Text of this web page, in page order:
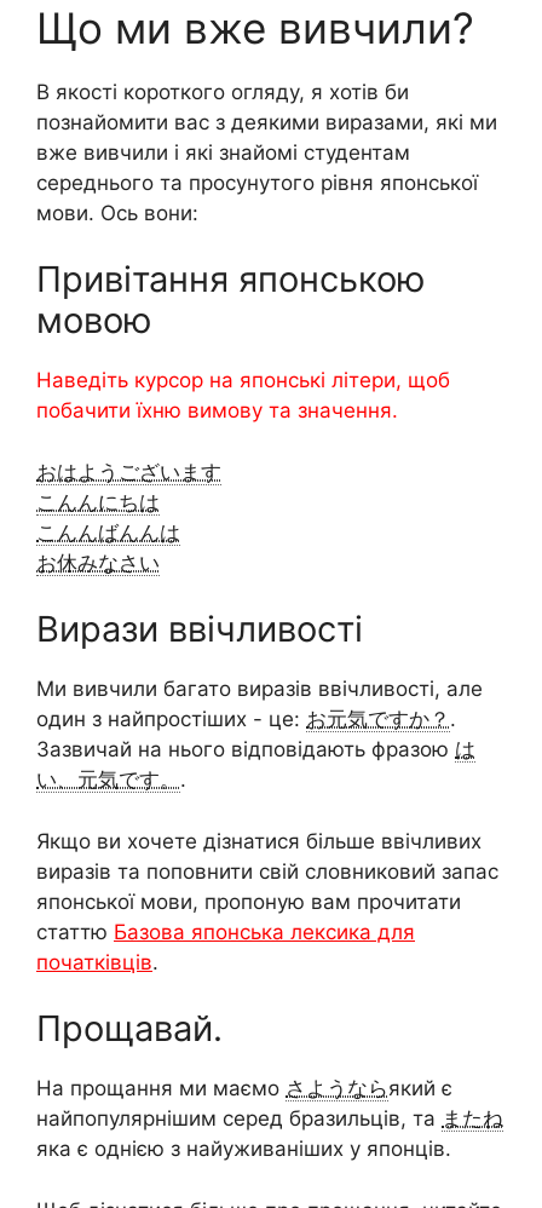
Що ми вже вивчили?
В якості короткого огляду, я хотів би
познайомити вас з деякими виразами, які ми
вже вивчили і які знайомі студентам
середнього та просунутого рівня японської
мови. Ось вони:
Привітання японською
мовою
Наведіть курсор на японські літери, щоб
побачити їхню вимову та значення.
おはようございます
こんんにちは
こんんばんんは
お休みなさい
Вирази ввічливості
Ми вивчили багато виразів ввічливості, але
один з найпростіших - це: お元気ですか？ .
Зазвичай на нього відповідають фразою は
い、元気です。 .
Якщо ви хочете дізнатися більше ввічливих
виразів та поповнити свій словниковий запас
японської мови, пропоную вам прочитати
статтю Базова японська лексика для
початківців.
Прощавай.
На прощання ми маємо さようならякий є
найпопулярнішим серед бразильців, та またね
яка є однією з найуживаніших у японців.